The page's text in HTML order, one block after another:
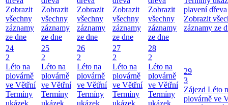
Zobrazit
všechny
záznamy
ze dne
Zobrazit
všechny
záznamy
ze dne
Zobrazit
všechny
záznamy
ze dne
Zobrazit
všechny
záznamy
ze dne
Zobrazit
všechny
záznamy
ze dne
plavení dřeva
Zobrazit
záznamy ze
24
2
Léto na
plovárně
ve Větřní
Termíny
ukázek
25
2
Léto na
plovárně
ve Větřní
Termíny
ukázek
26
2
Léto na
plovárně
ve Větřní
Termíny
ukázek
27
2
Léto na
plovárně
ve Větřní
Termíny
ukázek
28
2
Léto na
plovárně
ve Větřní
Termíny
ukázek
29
3
Zájezd Léto
plovárně ve